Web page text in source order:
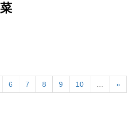
6 7 8 9 10 »